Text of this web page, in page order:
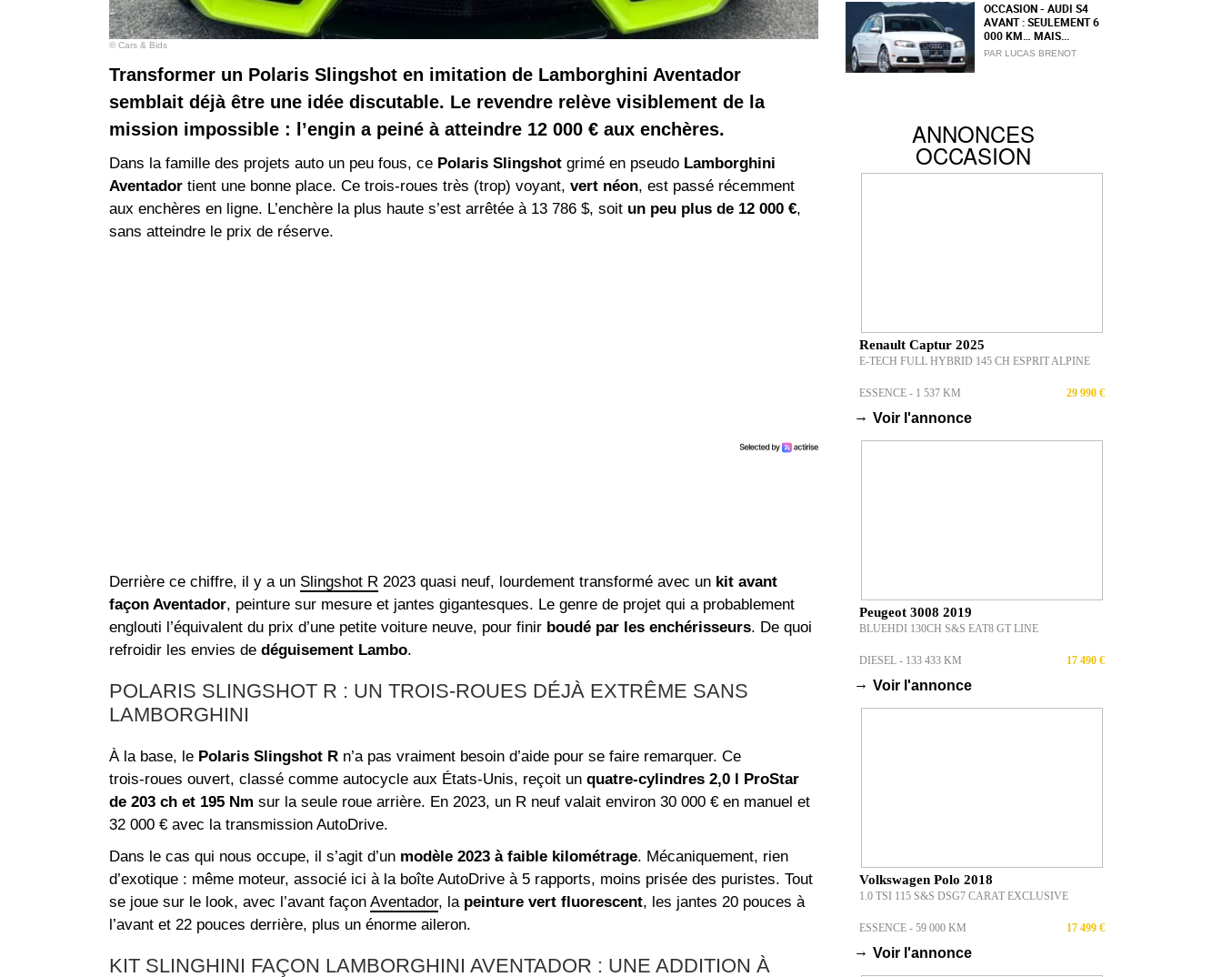
© Cars & Bids
Transformer un Polaris Slingshot en imitation de Lamborghini Aventador
semblait déjà être une idée discutable. Le revendre relève visiblement de la
mission impossible : l’engin a peiné à atteindre 12 000 € aux enchères.
Dans la famille des projets auto un peu fous, ce Polaris Slingshotgrimé en pseudo Lamborghini
Aventadortient une bonne place. Ce trois‑roues très (trop) voyant, vert néon, est passé récemment
aux enchères en ligne. L’enchère la plus haute s’est arrêtée à 13 786 $, soit un peu plus de 12 000 €,
sans atteindre le prix de réserve.
Derrière ce chiffre, il y a un Slingshot R2023 quasi neuf, lourdement transformé avec un kit avant
façon Aventador, peinture sur mesure et jantes gigantesques. Le genre de projet qui a probablement
englouti l’équivalent du prix d’une petite voiture neuve, pour finir boudé par les enchérisseurs. De quoi
refroidir les envies de déguisement Lambo.
POLARIS SLINGSHOT R : UN TROIS‑ROUES DÉJÀ EXTRÊME SANS
LAMBORGHINI
À la base, le Polaris Slingshot Rn’a pas vraiment besoin d’aide pour se faire remarquer. Ce
trois‑roues ouvert, classé comme autocycle aux États‑Unis, reçoit un quatre‑cylindres 2,0 l ProStar
de 203 ch et 195 Nm sur la seule roue arrière. En 2023, un R neuf valait environ 30 000 € en manuel et
32 000 € avec la transmission AutoDrive.
Dans le cas qui nous occupe, il s’agit d’un modèle 2023 à faible kilométrage. Mécaniquement, rien
d’exotique : même moteur, associé ici à la boîte AutoDrive à 5 rapports, moins prisée des puristes. Tout
se joue sur le look, avec l’avant façon Aventador, la peinture vert fluorescent, les jantes 20 pouces à
l’avant et 22 pouces derrière, plus un énorme aileron.
KIT SLINGHINI FAÇON LAMBORGHINI AVENTADOR : UNE ADDITION À
OCCASION - AUDI S4
AVANT : SEULEMENT 6
000 KM… MAIS...
PAR LUCAS BRENOT
ANNONCES
OCCASION
Renault Captur 2025
E-TECH FULL HYBRID 145 CH ESPRIT ALPINE
ESSENCE - 1 537 KM 29 990 €
→ Voir l'annonce
Peugeot 3008 2019
BLUEHDI 130CH S&S EAT8 GT LINE
DIESEL - 133 433 KM 17 490 €
→ Voir l'annonce
Volkswagen Polo 2018
1.0 TSI 115 S&S DSG7 CARAT EXCLUSIVE
ESSENCE - 59 000 KM 17 499 €
→ Voir l'annonce